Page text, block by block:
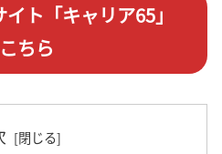
ト「キャリア65」
ちら